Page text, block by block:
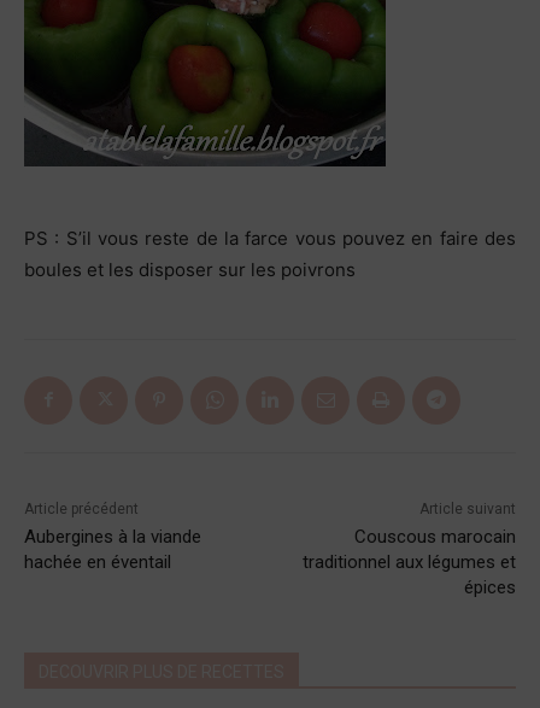
PS : S’il vous reste de la farce vous pouvez en faire des
boules et les disposer sur les poivrons
Article précédent
Aubergines à la viande
hachée en éventail
Article suivant
Couscous marocain
traditionnel aux légumes et
épices